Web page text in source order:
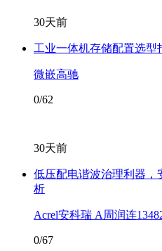
30天前
工业一体机存储配置选型
微嵌高驰
0/62
30天前
低压配电谐波治理利器，
析
Acrel安科瑞 A周润连
0/67